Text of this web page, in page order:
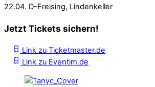
22.04. D-Freising, Lindenkeller
Jetzt Tickets sichern!
Link zu Ticketmaster.de
Link zu Eventim.de